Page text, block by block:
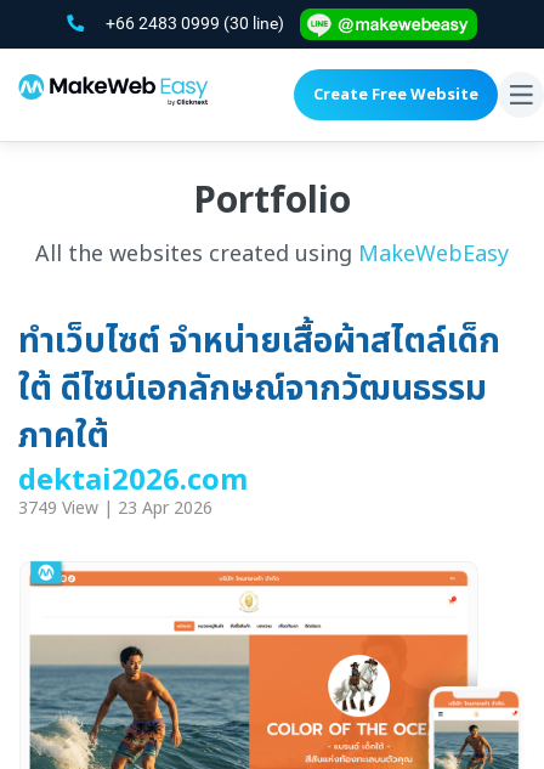
+66 2483 0999 (30 line)
Create Free Website
Portfolio
All the websites created using MakeWebEasy
ทำเว็บไซต์ จำหน่ายเสื้อผ้าสไตล์เด็ก
ใต้ ดีไซน์เอกลักษณ์จากวัฒนธรรม
ภาคใต้
dektai2026.com
3749 View | 23 Apr 2026